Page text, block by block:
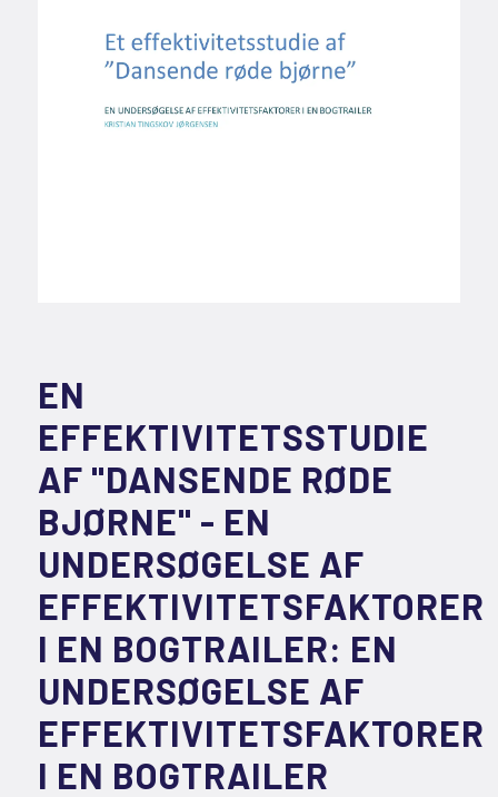
EN
EFFEKTIVITETSSTUDIE
AF "DANSENDE RØDE
BJØRNE" - EN
UNDERSØGELSE AF
EFFEKTIVITETSFAKTORER
I EN BOGTRAILER: EN
UNDERSØGELSE AF
EFFEKTIVITETSFAKTORER
I EN BOGTRAILER